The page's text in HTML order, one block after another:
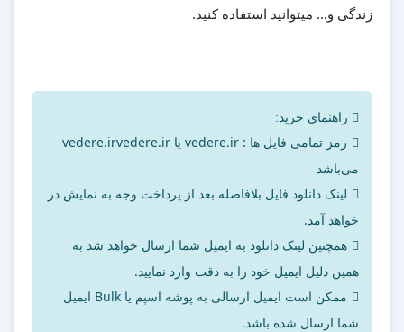
زندگی و… میتوانید استفاده کنید.
راهنمای خرید:
می‌باشد
لینک دانلود فایل بلافاصله بعد از پرداخت وجه به نمایش در
خواهد آمد.
همچنین لینک دانلود به ایمیل شما ارسال خواهد شد به
همین دلیل ایمیل خود را به دقت وارد نمایید.
ممکن است ایمیل ارسالی به پوشه اسپم یا Bulk ایمیل
شما ارسال شده باشد.